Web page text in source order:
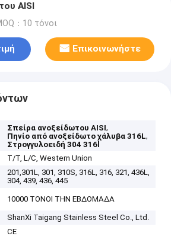
AISI
：10 τόνοι
Επικοινωνήστε
Σπείρα ανοξείδωτου AISI,
Πηνίο από ανοξείδωτο χάλυβα 316L,
Στρογγυλοειδή 304 316l
T/T, L/C, Western Union
201,301L, 301, 310S, 316L, 316, 321, 436L,
304, 439, 436, 445
10000 ΤΟΝΟΙ ΤΗΝ ΕΒΔΟΜΑΔΑ
ShanXi Taigang Stainless Steel Co., Ltd.
CE